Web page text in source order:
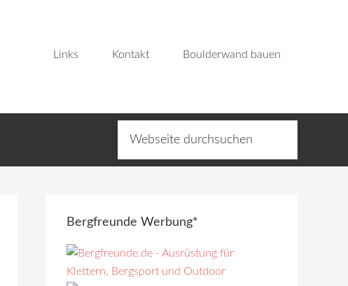
Links Kontakt Boulderwand bauen
Bergfreunde Werbung*